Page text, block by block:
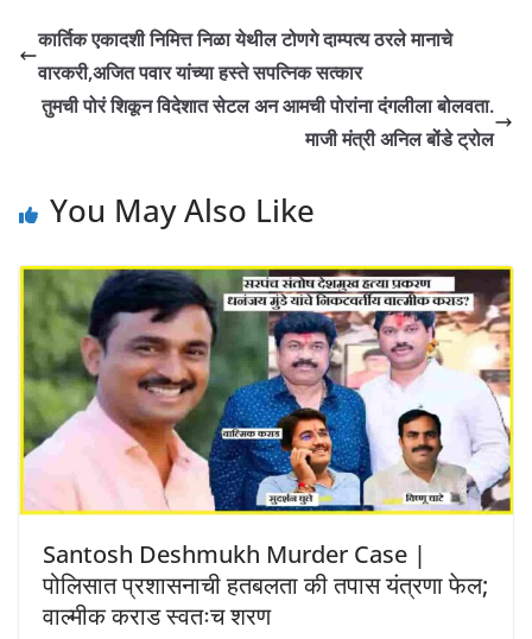
कार्तिक एकादशी निमित्त निळा येथील टोणगे दाम्पत्य ठरले मानाचे
वारकरी,अजित पवार यांच्या हस्ते सपत्निक सत्कार
तुमची पोरं शिकून विदेशात सेटल अन आमची पोरांना दंगलीला बोलवता.
माजी मंत्री अनिल बोंडे ट्रोल
You May Also Like
Santosh Deshmukh Murder Case |
पोलिसात प्रशासनाची हतबलता की तपास यंत्रणा फेल;
वाल्मीक कराड स्वतःच शरण